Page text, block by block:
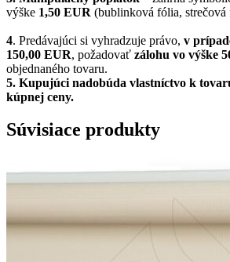
výške 1,50 EUR (bublinková fólia,
4. Predávajúci si vyhradzuje právo, v
150,00 EUR, požadovať zálohu vo výške
objednaného tovaru.
5. Kupujúci nadobúda vlastníctvo k
kúpnej ceny.
Súvisiace produkty